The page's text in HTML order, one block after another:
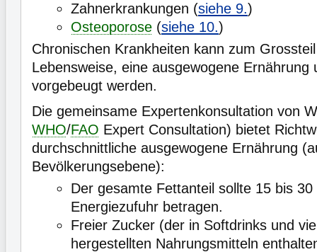
Zahnerkrankungen (siehe 9.)
Osteoporose (siehe 10.)
Chronischen Krankheiten kann zum
Lebensweise, eine ausgewogene Ernährung
vorgebeugt werden.
Die gemeinsame Expertenkonsultation von
WHO/FAO Expert Consultation) bietet
durchschnittliche ausgewogene Ernährung
Bevölkerungsebene):
Der gesamte Fettanteil sollte 15 bis
Energiezufuhr betragen.
Freier Zucker (der in Softdrinks und
hergestellten Nahrungsmitteln